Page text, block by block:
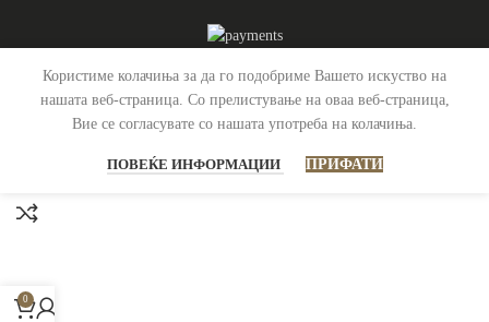
Користиме колачиња за да го подобриме Вашето искуство на
нашата веб-страница. Со прелистување на оваа веб-страница,
Вие се согласувате со нашата употреба на колачиња.
ПОВЕЌЕ ИНФОРМАЦИИ ПРИФАТИ
Торба За Појас Chesterfield – Кафена
0